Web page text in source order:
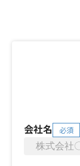
会社名 必須